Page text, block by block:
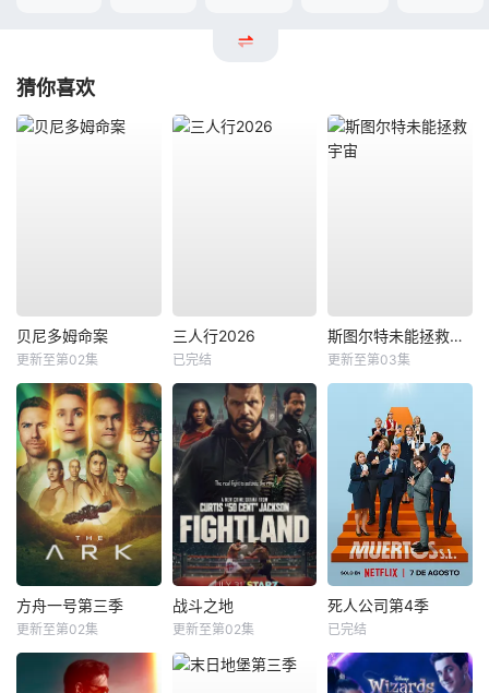
猜你喜欢
贝尼多姆命案
更新至第02集
三人行2026
已完结
斯图尔特未能拯救宇宙
更新至第03集
方舟一号第三季
更新至第02集
战斗之地
更新至第02集
死人公司第4季
已完结